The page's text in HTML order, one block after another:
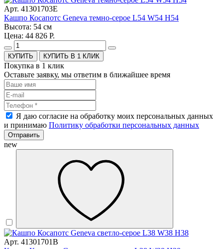
Арт. 41301703E
Кашпо Косапотс Geneva темно-серое L54 W54 H54
Высота: 54 см
Цена: 44 826 Р.
КУПИТЬ В 1 КЛИК
Покупка в 1 клик
Оставьте заявку, мы ответим в ближайшее время
Я даю согласие на обработку моих персональных данных
и принимаю Политику обработки персональных данных
Отправить
new
Арт. 41301701B